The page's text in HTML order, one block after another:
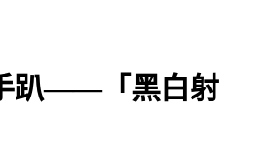
趴——「黑白射